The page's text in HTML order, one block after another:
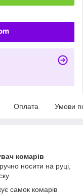
Оплата Умови
комарів
носити на руці,
самок комарів